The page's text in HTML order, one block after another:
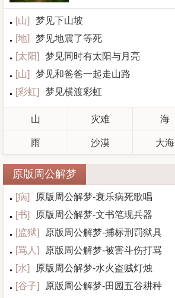
[山]
梦见下山坡
[地]
梦见地震了等死
[太阳]
梦见同时有太阳与月亮
[山]
梦见和爸爸一起走山路
[彩虹] 梦见横渡彩虹
山 灾难 海
雨 沙漠 大海
原版周公解梦
[病]
原版周公解梦-衰乐病死歌唱
[书]
原版周公解梦-文书笔现兵器
[监狱]
原版周公解梦-捕标刑罚狱具
[骂人 ]
原版周公解梦-被害斗伤打骂
[水]
原版周公解梦-水火盗贼灯烛
[谷子]
原版周公解梦-田园五谷耕种